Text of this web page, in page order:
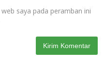
saya pada peramban ini